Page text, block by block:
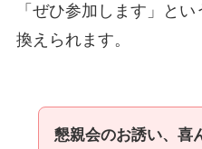
「ぜひ参加します」と
換えられます。
懇親会のお誘い、喜